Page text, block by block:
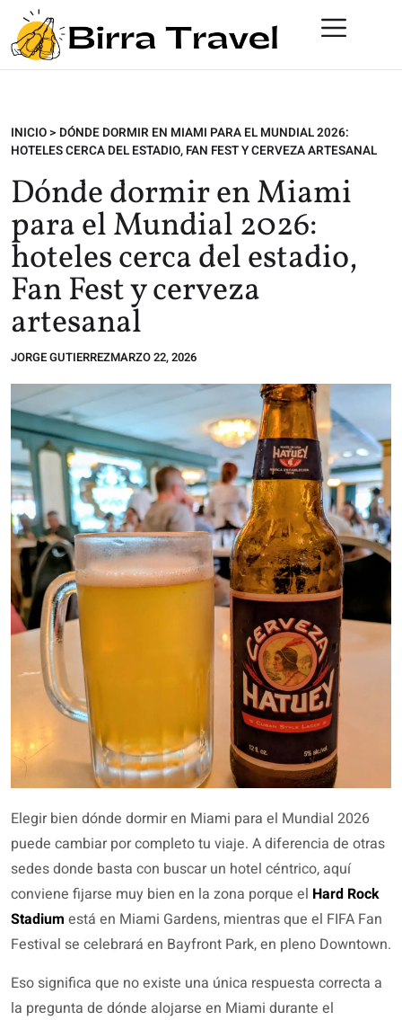
INICIO > DÓNDE DORMIR EN MIAMI PARA EL MUNDIAL 2026:
HOTELES CERCA DEL ESTADIO, FAN FEST Y CERVEZA ARTESANAL
Dónde dormir en Miami
para el Mundial 2026:
hoteles cerca del estadio,
Fan Fest y cerveza
artesanal
JORGE GUTIERREZMARZO 22, 2026
Elegir bien dónde dormir en Miami para el Mundial 2026
puede cambiar por completo tu viaje. A diferencia de otras
sedes donde basta con buscar un hotel céntrico, aquí
conviene fijarse muy bien en la zona porque el Hard Rock
Stadium está en Miami Gardens, mientras que el FIFA Fan
Festival se celebrará en Bayfront Park, en pleno Downtown.
Eso significa que no existe una única respuesta correcta a
la pregunta de dónde alojarse en Miami durante el